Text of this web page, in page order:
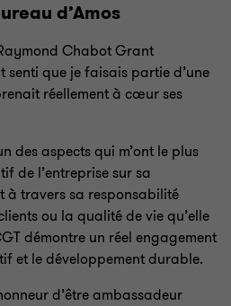
d’Amos
Chabot Grant
senti que je faisais partie d’une
réellement à cœur ses
des aspects qui m’ont le plus
de l’entreprise sur sa
à travers sa responsabilité
ou la qualité de vie qu’elle
démontre un réel engagement
et le développement durable.
d’être ambassadeur